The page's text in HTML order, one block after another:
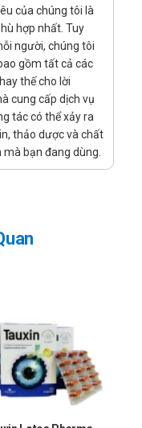
Calrinas giá
bao nhiêu đang là vấn
Thưc Phẩm Bảo Vệ
vào thời điểm mua. Vì
Vệ Sức Khỏe Calrinas,
công ty bằng cách
theo 3 cách như
các đối tác luôn là
của chúng tôi là
hợp nhất. Tuy
người, chúng tôi
gồm tất cả các
thế cho lời
cung cấp dịch vụ
tác có thể xảy ra
thảo dược và chất
bạn đang dùng.